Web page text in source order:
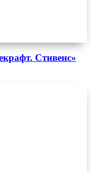
Стивенс»